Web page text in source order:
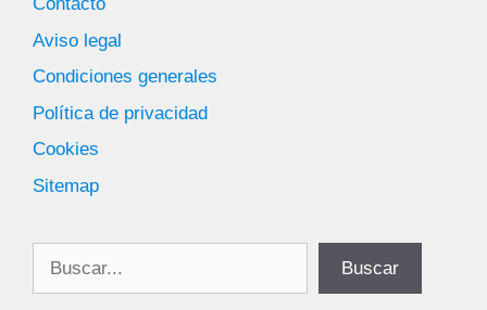
Contacto
Aviso legal
Condiciones generales
Política de privacidad
Cookies
Sitemap
Buscar